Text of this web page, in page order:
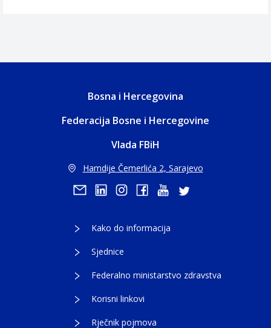
Bosna i Hercegovina
Federacija Bosne i Hercegovine
Vlada FBiH
Hamdije Čemerlića 2, Sarajevo
Kako do informacija
Sjednice
Federalno ministarstvo zdravstva
Korisni linkovi
Rječnik pojmova